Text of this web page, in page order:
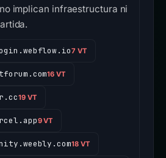
implican infraestructura ni
7 VT
16 VT
19 VT
9 VT
18 VT